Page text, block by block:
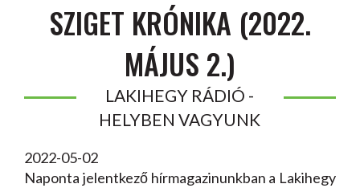
SZIGET KRÓNIKA (2022.
MÁJUS 2.)
LAKIHEGY RÁDIÓ -
HELYBEN VAGYUNK
2022-05-02
Naponta jelentkező hírmagazinunkban a Lakihegy